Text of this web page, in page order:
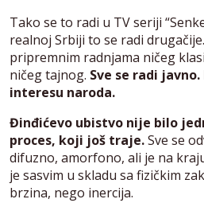
Tako se to radi u TV seriji
realnoj Srbiji to se radi
pripremnim radnjama ničeg
ničeg tajnog. Sve se radi
interesu naroda.
Đinđićevo ubistvo nije bilo
proces, koji još traje.Sve se
difuzno, amorfono, ali je na
je sasvim u skladu sa fizičkim
brzina, nego inercija.